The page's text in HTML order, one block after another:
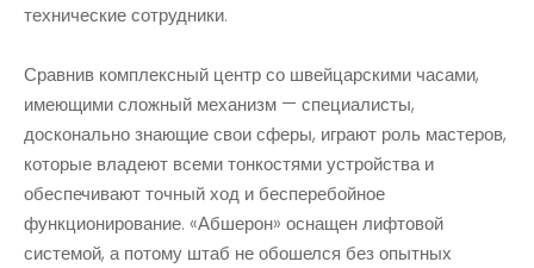
технические сотрудники.
Сравнив комплексный центр со швейцарскими часами,
имеющими сложный механизм — специалисты,
досконально знающие свои сферы, играют роль мастеров,
которые владеют всеми тонкостями устройства и
обеспечивают точный ход и бесперебойное
функционирование. «Абшерон» оснащен лифтовой
системой, а потому штаб не обошелся без опытных